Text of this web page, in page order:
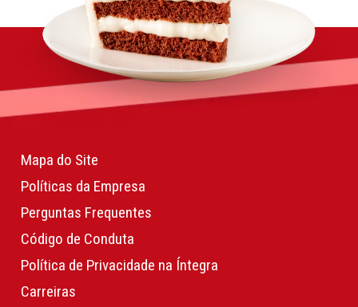
Mapa do Site
Políticas da Empresa
Perguntas Frequentes
Código de Conduta
Política de Privacidade na Íntegra
Carreiras